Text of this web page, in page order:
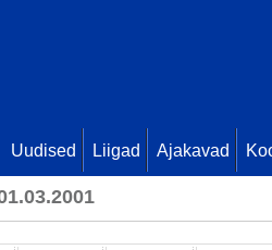
Uudised Liigad Ajakavad